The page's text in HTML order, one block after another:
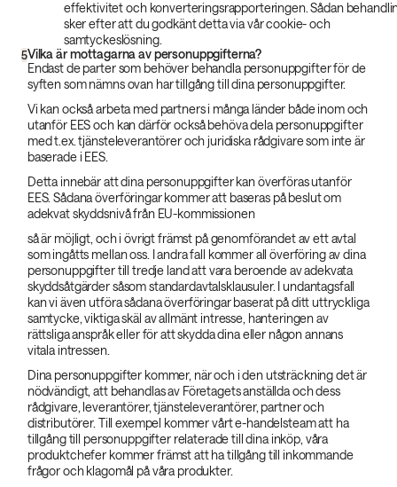
effektivitet och konverteringsrapporteringen. Sådan
sker efter att du godkänt detta via vår cookie- och
samtyckeslösning.
5Vilka är mottagarna av personuppgifterna?
Endast de parter som behöver behandla personuppgifter för de
syften som nämns ovan har tillgång till dina personuppgifter.
Vi kan också arbeta med partners i många länder både inom och
utanför EES och kan därför också behöva dela personuppgifter
med t.ex. tjänsteleverantörer och juridiska rådgivare som inte är
baserade i EES.
Detta innebär att dina personuppgifter kan överföras utanför
EES. Sådana överföringar kommer att baseras på beslut om
adekvat skyddsnivå från EU-kommissionen
så är möjligt, och i övrigt främst på genomförandet av ett avtal
som ingåtts mellan oss. I andra fall kommer all överföring av dina
personuppgifter till tredje land att vara beroende av adekvata
skyddsåtgärder såsom standardavtalsklausuler. I undantagsfall
kan vi även utföra sådana överföringar baserat på ditt uttryckliga
samtycke, viktiga skäl av allmänt intresse, hanteringen av
rättsliga anspråk eller för att skydda dina eller någon annans
vitala intressen.
Dina personuppgifter kommer, när och i den utsträckning det är
nödvändigt, att behandlas av Företagets anställda och dess
rådgivare, leverantörer, tjänsteleverantörer, partner och
distributörer. Till exempel kommer vårt e-handelsteam att ha
tillgång till personuppgifter relaterade till dina inköp, våra
produktchefer kommer främst att ha tillgång till inkommande
frågor och klagomål på våra produkter.